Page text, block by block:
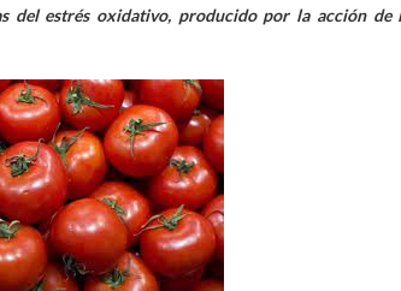
del estrés oxidativo, producido por la acción